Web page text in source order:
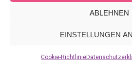
ABLEHNEN
EINSTELLUNGEN
Cookie-Richtlinie